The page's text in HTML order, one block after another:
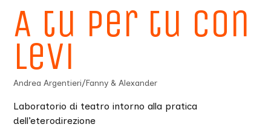
A tu per tu con
Levi
Andrea Argentieri/Fanny & Alexander
Laboratorio di teatro intorno alla pratica
dell’eterodirezione